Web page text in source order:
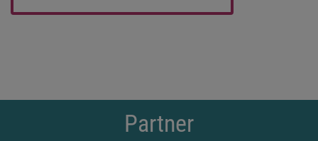
Partner